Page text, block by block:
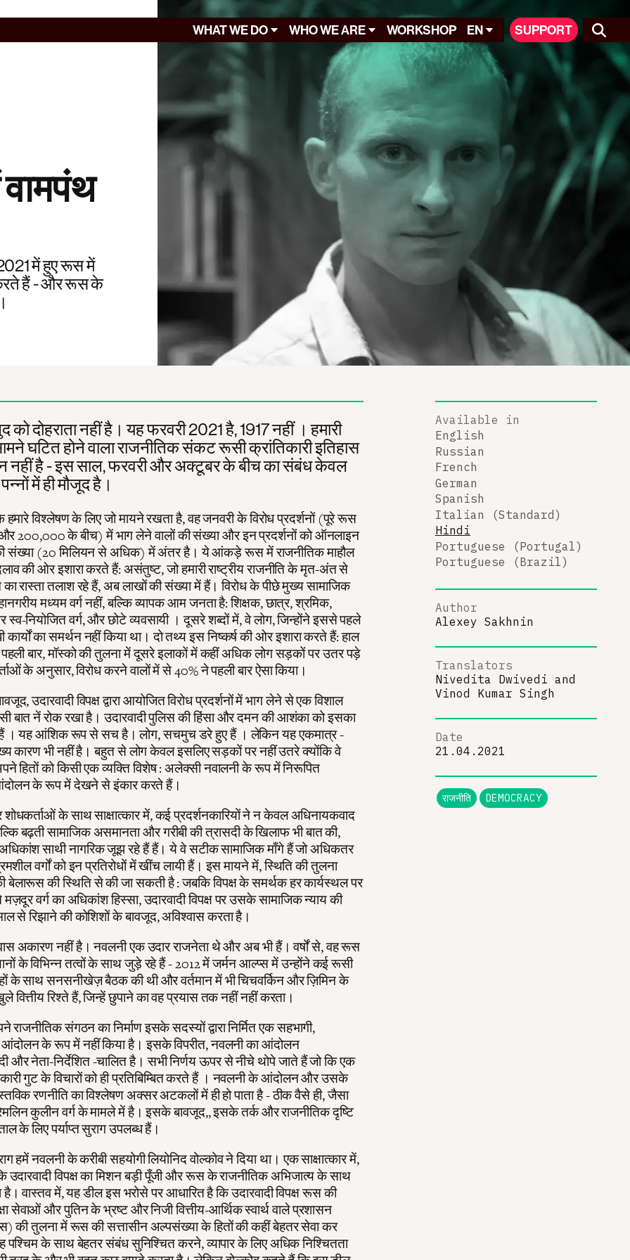
WHAT WE DO WHO WE ARE WORKSHOP EN SUPPORT
में हुए रूस में
करते हैं - और रूस के
को दोहराता नहीं है। यह फरवरी 2021 है, 1917 नहीं । हमारी
घटित होने वाला राजनीतिक संकट रूसी क्रांतिकारी इतिहास
नहीं है - इस साल, फरवरी और अक्टूबर के बीच का संबंध केवल
में ही मौजूद है।
हमारे विश्लेषण के लिए जो मायने रखता है, वह जनवरी के विरोध प्रदर्शनों (पूरे रूस
200,000 के बीच) में भाग लेने वालों की संख्या और इन प्रदर्शनों को ऑनलाइन
संख्या (20 मिलियन से अधिक) में अंतर है। ये आंकड़े रूस में राजनीतिक माहौल
की ओर इशारा करते हैं: असंतुष्ट, जो हमारी राष्ट्रीय राजनीति के मृत-अंत से
रास्ता तलाश रहे हैं, अब लाखों की संख्या में हैं। विरोध के पीछे मुख्य सामाजिक
मध्यम वर्ग नहीं, बल्कि व्यापक आम जनता है: शिक्षक, छात्र, श्रमिक,
नियोजित वर्ग, और छोटे व्यवसायी । दूसरे शब्दों में, वे लोग, जिन्होंने इससे पहले
कार्यों का समर्थन नहीं किया था। दो तथ्य इस निष्कर्ष की ओर इशारा करते हैं: हाल
बार, मॉस्को की तुलना में दूसरे इलाकों में कहीं अधिक लोग सड़कों पर उतर पड़े
के अनुसार, विरोध करने वालों में से 40% ने पहली बार ऐसा किया।
उदारवादी विपक्ष द्वारा आयोजित विरोध प्रदर्शनों में भाग लेने से एक विशाल
बात नें रोक रखा है। उदारवादी पुलिस की हिंसा और दमन की आशंका को इसका
। यह आंशिक रूप से सच है। लोग, सचमुच डरे हुए हैं । लेकिन यह एकमात्र -
कारण भी नहीं है। बहुत से लोग केवल इसलिए सड़कों पर नहीं उतरे क्योंकि वे
हितों को किसी एक व्यक्ति विशेष : अलेक्सी नवालनी के रूप में निरूपित
के रूप में देखने से इंकार करते हैं।
के साथ साक्षात्कार में, कई प्रदर्शनकारियों ने न केवल अधिनायकवाद
बढ़ती सामाजिक असमानता और गरीबी की त्रासदी के खिलाफ भी बात की,
साथी नागरिक जूझ रहे हैं हैं। ये वे सटीक सामाजिक माँगे हैं जो अधिकतर
वर्गों को इन प्रतिरोधों में खींच लायी हैं। इस मायने में, स्थिति की तुलना
बेलारूस की स्थिति से की जा सकती है : जबकि विपक्ष के समर्थक हर कार्यस्थल पर
वर्ग का अधिकांश हिस्सा, उदारवादी विपक्ष पर उसके सामाजिक न्याय की
से रिझाने की कोशिशों के बावजूद, अविश्वास करता है।
अकारण नहीं है। नवलनी एक उदार राजनेता थे और अब भी हैं। वर्षों से, वह रूस
के विभिन्न तत्वों के साथ जुड़े रहे हैं - 2012 में जर्मन आल्प्स में उन्होंने कई रूसी
के साथ सनसनीखेज़ बैठक की थी और वर्तमान में भी चिचवर्किन और ज़िमिन के
रिश्ते हैं, जिन्हें छुपाने का वह प्रयास तक नहीं नहीं करता।
संगठन का निर्माण इसके सदस्यों द्वारा निर्मित एक सहभागी,
के रूप में नहीं किया है। इसके विपरीत, नवलनी का आंदोलन
और नेता-निर्देशित -चालित है। सभी निर्णय ऊपर से नीचे थोपे जाते हैं जो कि एक
गुट के विचारों को ही प्रतिबिम्बित करते हैं । नवलनी के आंदोलन और उसके
रणनीति का विश्लेषण अक्सर अटकलों में ही हो पाता है - ठीक वैसे ही, जैसा
कुलीन वर्ग के मामले में है। इसके बावजूद,, इसके तर्क और राजनीतिक दृष्टि
के लिए पर्याप्त सुराग उपलब्ध हैं।
हमें नवलनी के करीबी सहयोगी लियोनिद वोल्कोव ने दिया था। एक साक्षात्कार में,
उदारवादी विपक्ष का मिशन बड़ी पूँजी और रूस के राजनीतिक अभिजात्य के साथ
वास्तव में, यह डील इस भरोसे पर आधारित है कि उदारवादी विपक्ष रूस की
सेवाओं और पुतिन के भ्रष्ट और निजी वित्तीय-आर्थिक स्वार्थ वाले प्रशासन
की तुलना में रूस की सत्तासीन अल्पसंख्या के हितों की कहीं बेहतर सेवा कर
के साथ बेहतर संबंध सुनिश्चित करने, व्यापार के लिए अधिक निश्चितता
Available in
English
Russian
French
German
Spanish
Italian (Standard)
Hindi
Portuguese (Portugal)
Portuguese (Brazil)
Author
Alexey Sakhnin
Translators
Nivedita Dwivedi and
Vinod Kumar Singh
Date
21.04.2021
राजनीति DEMOCRACY